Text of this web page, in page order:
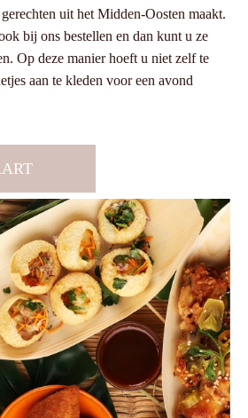
uit het Midden-Oosten maakt.
bij ons bestellen en dan kunt u ze
Op deze manier hoeft u niet zelf te
aan te kleden voor een avond